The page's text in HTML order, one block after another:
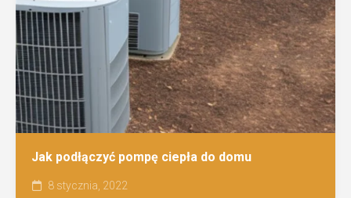
Jak podłączyć pompę ciepła do domu
8 stycznia, 2022